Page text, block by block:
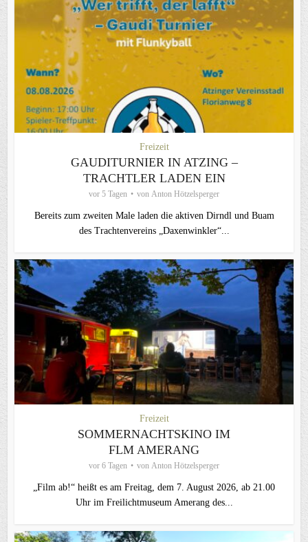
Freizeit
GAUDITURNIER IN ATZING –
TRACHTLER LADEN EIN
vor 5 Tagen von Anton Hötzelsperger
Bereits zum zweiten Male laden die aktiven Dirndl und Buam
des Trachtenvereins „Daxenwinkler“...
Freizeit
SOMMERNACHTSKINO IM
FLM AMERANG
vor 6 Tagen von Anton Hötzelsperger
„Film ab!“ heißt es am Freitag, dem 7. August 2026, ab 21.00
Uhr im Freilichtmuseum Amerang des...